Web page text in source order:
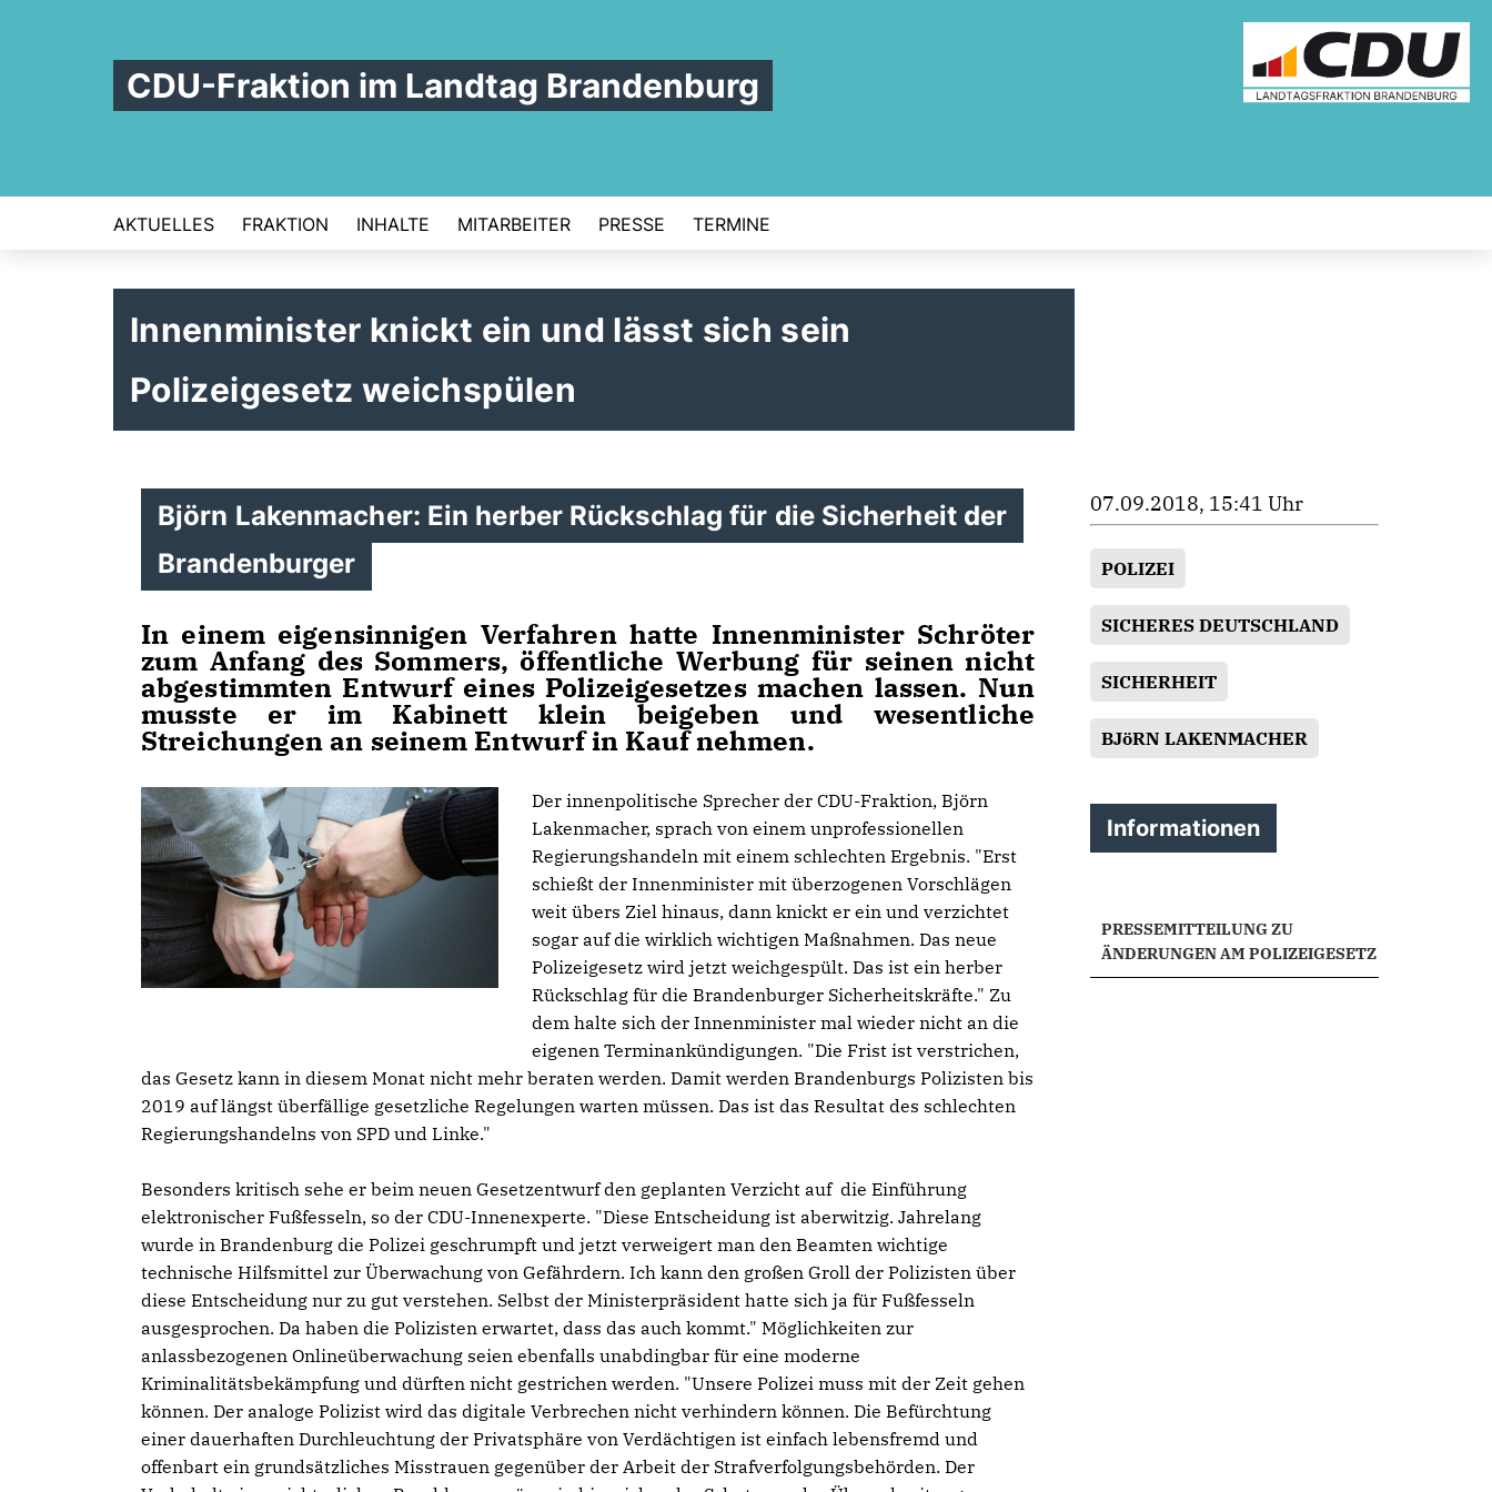
CDU-Fraktion im Landtag Brandenburg
AKTUELLES FRAKTION INHALTE MITARBEITER PRESSE TERMINE
Innenminister knickt ein und lässt sich sein
Polizeigesetz weichspülen
Björn Lakenmacher: Ein herber Rückschlag für die Sicherheit der
Brandenburger
In einem eigensinnigen Verfahren hatte Innenminister Schröter
zum Anfang des Sommers, öffentliche Werbung für seinen nicht
abgestimmten Entwurf eines Polizeigesetzes machen lassen. Nun
musste er im Kabinett klein beigeben und wesentliche
Streichungen an seinem Entwurf in Kauf nehmen.
Der innenpolitische Sprecher der CDU-Fraktion, Björn
Lakenmacher, sprach von einem unprofessionellen
Regierungshandeln mit einem schlechten Ergebnis. "Erst
schießt der Innenminister mit überzogenen Vorschlägen
weit übers Ziel hinaus, dann knickt er ein und verzichtet
sogar auf die wirklich wichtigen Maßnahmen. Das neue
Polizeigesetz wird jetzt weichgespült. Das ist ein herber
Rückschlag für die Brandenburger Sicherheitskräfte." Zu
dem halte sich der Innenminister mal wieder nicht an die
eigenen Terminankündigungen. "Die Frist ist verstrichen,
das Gesetz kann in diesem Monat nicht mehr beraten werden. Damit werden Brandenburgs Polizisten bis
2019 auf längst überfällige gesetzliche Regelungen warten müssen. Das ist das Resultat des schlechten
Regierungshandelns von SPD und Linke."
Besonders kritisch sehe er beim neuen Gesetzentwurf den geplanten Verzicht auf die Einführung
elektronischer Fußfesseln, so der CDU-Innenexperte. "Diese Entscheidung ist aberwitzig. Jahrelang
wurde in Brandenburg die Polizei geschrumpft und jetzt verweigert man den Beamten wichtige
technische Hilfsmittel zur Überwachung von Gefährdern. Ich kann den großen Groll der Polizisten über
diese Entscheidung nur zu gut verstehen. Selbst der Ministerpräsident hatte sich ja für Fußfesseln
ausgesprochen. Da haben die Polizisten erwartet, dass das auch kommt." Möglichkeiten zur
anlassbezogenen Onlineüberwachung seien ebenfalls unabdingbar für eine moderne
Kriminalitätsbekämpfung und dürften nicht gestrichen werden. "Unsere Polizei muss mit der Zeit gehen
können. Der analoge Polizist wird das digitale Verbrechen nicht verhindern können. Die Befürchtung
einer dauerhaften Durchleuchtung der Privatsphäre von Verdächtigen ist einfach lebensfremd und
offenbart ein grundsätzliches Misstrauen gegenüber der Arbeit der Strafverfolgungsbehörden. Der
07.09.2018, 15:41 Uhr
POLIZEI
SICHERES DEUTSCHLAND
SICHERHEIT
BJöRN LAKENMACHER
Informationen
PRESSEMITTEILUNG ZU
ÄNDERUNGEN AM POLIZEIGESETZ